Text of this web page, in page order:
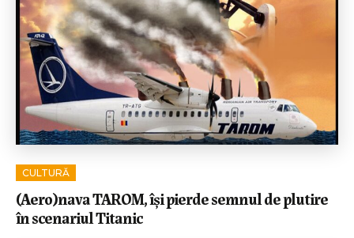
CULTURĂ
(Aero)nava TAROM, își pierde semnul de plutire
în scenariul Titanic